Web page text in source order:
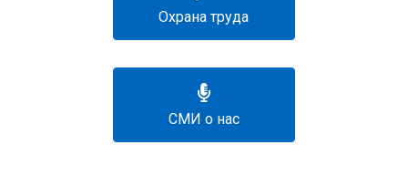
Охрана труда
СМИ о нас